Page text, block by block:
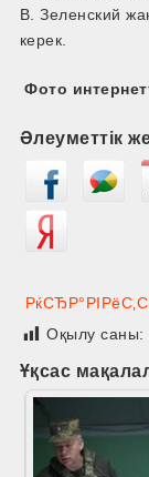
В. Зеленский
керек.
Фото
Әлеуметтік
Оқылу саны:
Ұқсас